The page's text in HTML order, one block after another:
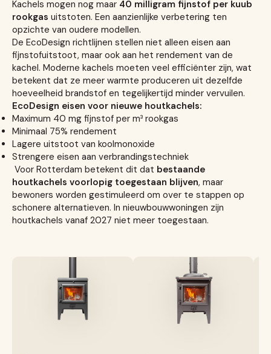
Kachels mogen nog maar 40 milligram fijnstof per kuub
rookgas uitstoten. Een aanzienlijke verbetering ten
opzichte van oudere modellen.
De EcoDesign richtlijnen stellen niet alleen eisen aan
fijnstofuitstoot, maar ook aan het rendement van de
kachel. Moderne kachels moeten veel efficiënter zijn, wat
betekent dat ze meer warmte produceren uit dezelfde
hoeveelheid brandstof en tegelijkertijd minder vervuilen.
EcoDesign eisen voor nieuwe houtkachels:
Maximum 40 mg fijnstof per m³ rookgas
Minimaal 75% rendement
Lagere uitstoot van koolmonoxide
Strengere eisen aan verbrandingstechniek
Voor Rotterdam betekent dit dat bestaande
houtkachels voorlopig toegestaan blijven, maar
bewoners worden gestimuleerd om over te stappen op
schonere alternatieven. In nieuwbouwwoningen zijn
houtkachels vanaf 2027 niet meer toegestaan.